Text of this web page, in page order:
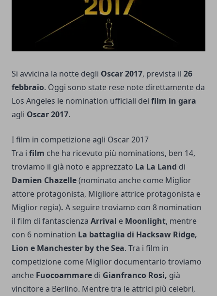
Si avvicina la notte degli Oscar 2017, prevista il 26
febbraio. Oggi sono state rese note direttamente da
Los Angeles le nomination ufficiali dei film in gara
agli Oscar 2017.
I film in competizione agli Oscar 2017
Tra i film che ha ricevuto più nominations, ben 14,
troviamo il già noto e apprezzato La La Land di
Damien Chazelle(nominato anche come Miglior
attore protagonista, Migliore attrice protagonista e
Miglior regia). A seguire troviamo con 8 nomination
il film di fantascienza Arrival e Moonlight, mentre
con 6 nomination La battaglia di Hacksaw Ridge,
Lion e Manchester by the Sea. Tra i film in
competizione come Miglior documentario troviamo
anche Fuocoammare di Gianfranco Rosi, già
vincitore a Berlino. Mentre tra le attrici più celebri,